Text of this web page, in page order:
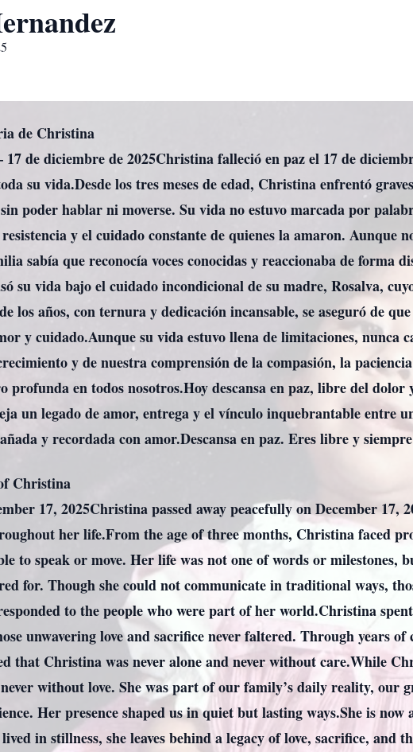
de Christina
17 de diciembre de 2025Christina falleció en paz el 17 de
su vida.Desde los tres meses de edad, Christina enfrentó
poder hablar ni moverse. Su vida no estuvo marcada por
y el cuidado constante de quienes la amaron. Aunque
sabía que reconocía voces conocidas y reaccionaba de forma
su vida bajo el cuidado incondicional de su madre, Rosalva,
los años, con ternura y dedicación incansable, se aseguró de
y cuidado.Aunque su vida estuvo llena de limitaciones, nunca
y de nuestra comprensión de la compasión, la
profunda en todos nosotros.Hoy descansa en paz, libre del
un legado de amor, entrega y el vínculo inquebrantable entre
y recordada con amor.Descansa en paz. Eres libre y
Christina
17, 2025Christina passed away peacefully on December 17,
her life.From the age of three months, Christina faced
to speak or move. Her life was not one of words or milestones,
for. Though she could not communicate in traditional ways,
to the people who were part of her world.Christina
unwavering love and sacrifice never faltered. Through years of
that Christina was never alone and never without care.While
without love. She was part of our family’s daily reality, our
Her presence shaped us in quiet but lasting ways.She is
in stillness, she leaves behind a legacy of love, sacrifice, and